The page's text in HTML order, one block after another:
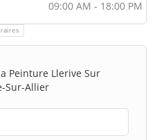
09:00 AM - 18:00 PM
Peinture Llerive Sur
Sur-Allier